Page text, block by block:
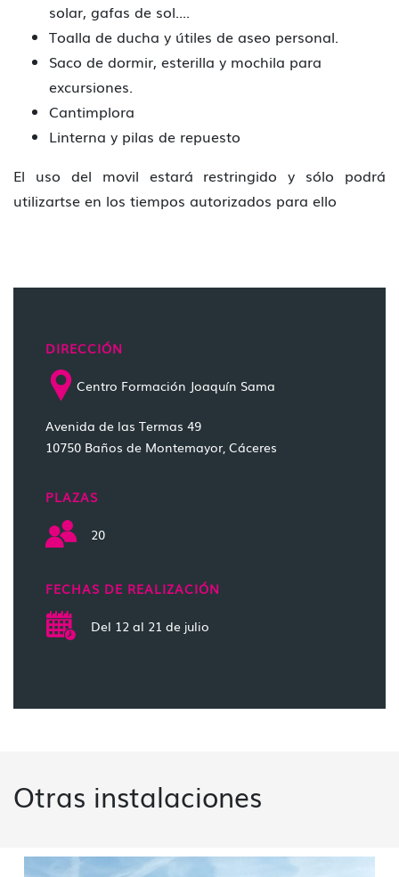
solar, gafas de sol....
Toalla de ducha y útiles de aseo personal.
Saco de dormir, esterilla y mochila para
excursiones.
Cantimplora
Linterna y pilas de repuesto
El uso del movil estará restringido y sólo podrá
utilizartse en los tiempos autorizados para ello
DIRECCIÓN
Centro Formación Joaquín Sama
Avenida de las Termas 49
10750 Baños de Montemayor, Cáceres
PLAZAS
20
FECHAS DE REALIZACIÓN
Del 12 al 21 de julio
Otras instalaciones